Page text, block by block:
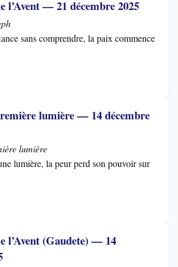
l’Avent — 21 décembre 2025
sans comprendre, la paix commence
lumière — 14 décembre
lumière
lumière, la peur perd son pouvoir sur
l’Avent (Gaudete) — 14